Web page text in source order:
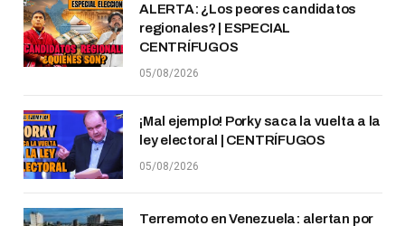
ALERTA: ¿Los peores candidatos
regionales? | ESPECIAL
CENTRÍFUGOS
05/08/2026
¡Mal ejemplo! Porky saca la vuelta a la
ley electoral | CENTRÍFUGOS
05/08/2026
Terremoto en Venezuela: alertan por